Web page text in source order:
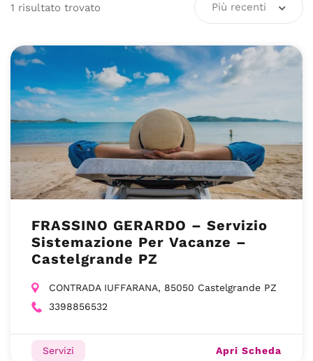
1 risultato trovato Più recenti
FRASSINO GERARDO – Servizio
Sistemazione Per Vacanze –
Castelgrande PZ
CONTRADA IUFFARANA, 85050 Castelgrande PZ
3398856532
Servizi Apri Scheda